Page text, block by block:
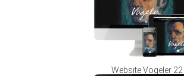
Website Vogeler 22